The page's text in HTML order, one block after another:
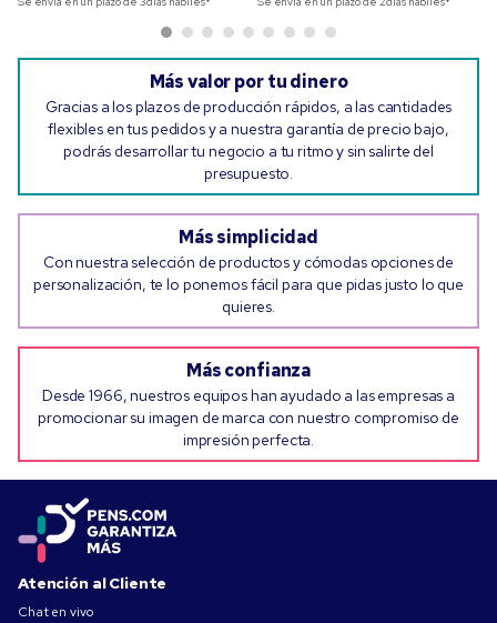
Más valor por tu dinero
Gracias a los plazos de producción rápidos, a las cantidades
flexibles en tus pedidos y a nuestra garantía de precio bajo,
podrás desarrollar tu negocio a tu ritmo y sin salirte del
presupuesto.
Más simplicidad
Con nuestra selección de productos y cómodas opciones de
personalización, te lo ponemos fácil para que pidas justo lo que
quieres.
Más confianza
Desde 1966, nuestros equipos han ayudado a las empresas a
promocionar su imagen de marca con nuestro compromiso de
impresión perfecta.
Atención al Cliente
Chat en vivo